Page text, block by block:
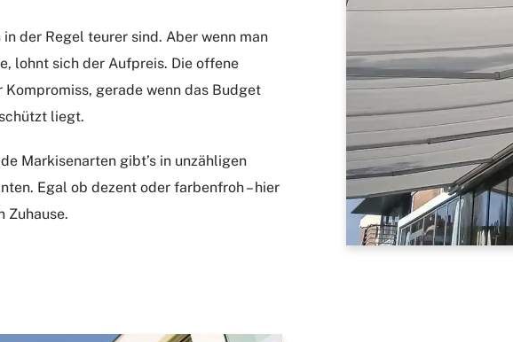
der Regel teurer sind. Aber wenn man
lohnt sich der Aufpreis. Die offene
gerade wenn das Budget
liegt.
Markisenarten gibt’s in unzähligen
Egal ob dezent oder farbenfroh – hier
Zuhause.